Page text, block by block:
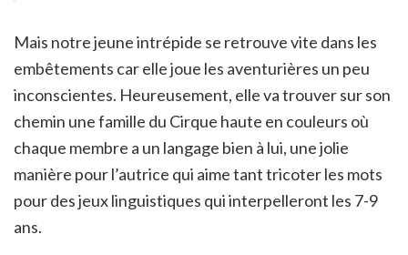
Mais notre jeune intrépide se retrouve vite dans les
embêtements car elle joue les aventurières un peu
inconscientes. Heureusement, elle va trouver sur son
chemin une famille du Cirque haute en couleurs où
chaque membre a un langage bien à lui, une jolie
manière pour l’autrice qui aime tant tricoter les mots
pour des jeux linguistiques qui interpelleront les 7-9
ans.